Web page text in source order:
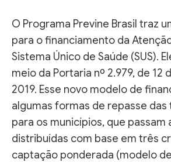
O Programa Previne Brasil traz
para o financiamento da
Sistema Único de Saúde (SUS).
meio da Portaria nº 2.979, de 12
2019. Esse novo modelo de
algumas formas de repasse
para os municípios, que passam
distribuídas com base em três
captação ponderada (modelo